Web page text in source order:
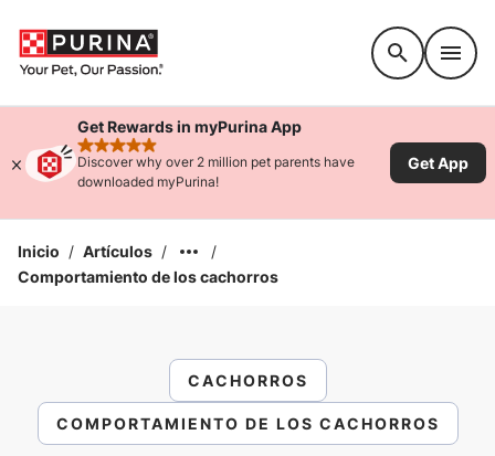
Get Rewards in myPurina App
rated 4.9 stars
Discover why over 2 million pet parents have
downloaded myPurina!
Get App
Inicio / Artículos /
/
Comportamiento de los cachorros
CACHORROS
COMPORTAMIENTO DE LOS CACHORROS